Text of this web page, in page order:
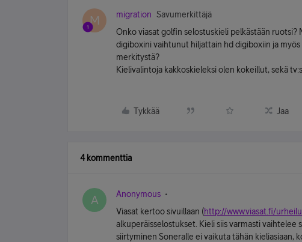
M migration
Savumerkittäjä
Onko viasat golfin selostuskieli pelkästään
digiboxini vaihtunut hiljattain hd digiboxiin ja
merkitystä?
Kielivalintoja kakkoskieleksi olen kokeillut, sekä
Tykkää Jaa
4 kommenttia
A Anonymous
Viasat kertoo sivuillaan (http://www.viasat.fi/
alkuperäisselostukset. Kieli siis varmasti vaihtelee
siirtyminen Soneralle ei vaikuta tähän kieliasiaan,